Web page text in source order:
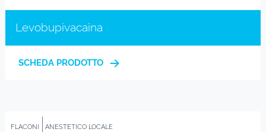
Levobupivacaina
SCHEDA PRODOTTO
FLACONI ANESTETICO LOCALE